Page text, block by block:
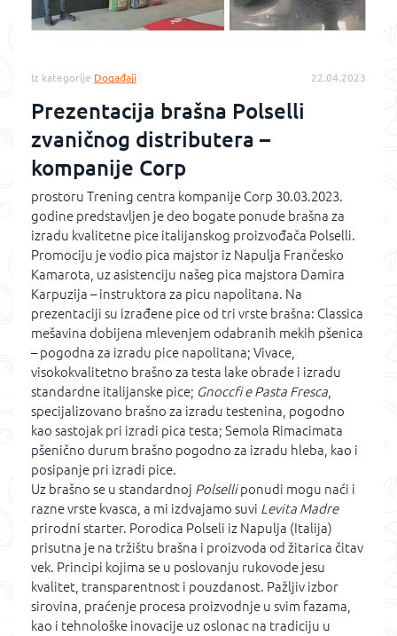
Iz kategorije Događaji 22.04.2023
Prezentacija brašna Polselli
zvaničnog distributera –
kompanije Corp
prostoru Trening centra kompanije Corp 30.03.2023.
godine predstavljen je deo bogate ponude brašna za
izradu kvalitetne pice italijanskog proizvođača Polselli.
Promociju je vodio pica majstor iz Napulja Frančesko
Kamarota, uz asistenciju našeg pica majstora Damira
Karpuzija – instruktora za picu napolitana. Na
prezentaciji su izrađene pice od tri vrste brašna: Classica
mešavina dobijena mlevenjem odabranih mekih pšenica
– pogodna za izradu pice napolitana; Vivace,
visokokvalitetno brašno za testa lake obrade i izradu
standardne italijanske pice; Gnoccfi e Pasta Fresca
specijalizovano brašno za izradu testenina, pogodno
kao sastojak pri izradi pica testa; Semola Rimacimata
pšenično durum brašno pogodno za izradu hleba, kao i
posipanje pri izradi pice.
Uz brašno se u standardnoj Polselliponudi mogu naći i
razne vrste kvasca, a mi izdvajamo suvi Levita Madre
prirodni starter. Porodica Polseli iz Napulja (Italija)
prisutna je na tržištu brašna i proizvoda od žitarica čitav
vek. Principi kojima se u poslovanju rukovode jesu
kvalitet, transparentnost i pouzdanost. Pažljiv izbor
sirovina, praćenje procesa proizvodnje u svim fazama,
kao i tehnološke inovacije uz oslonac na tradiciju u